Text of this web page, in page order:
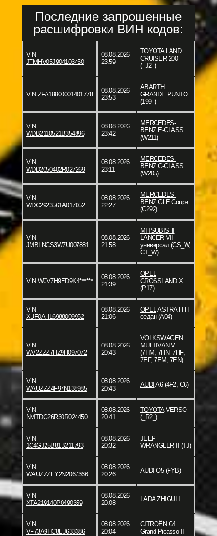
Последние запрошенные
расшифровки ВИН кодов:
VIN
JTMHV05J904103450
08.08.2026
23:59
TOYOTALAND
CRUISER 200
(_J2_)
VIN ZFA19900001401778
08.08.2026
23:53
ABARTH
GRANDE PUNTO
(199_)
VIN
WDB2110521B354896
08.08.2026
23:42
MERCEDES-
BENZE-CLASS
(W211)
VIN
WDD2050402R027269
08.08.2026
23:11
MERCEDES-
BENZC-CLASS
(W205)
VIN
WDC2923561A017052
08.08.2026
22:27
MERCEDES-
BENZGLE Coupe
(C292)
VIN
JMBLNCS3W7U007881
08.08.2026
21:58
MITSUBISHI
LANCER VII
универсал (CS_W,
CT_W)
VIN W0V7H9ED9K4******
08.08.2026
21:39
OPEL
CROSSLAND X
(P17)
VIN
XUF0AHL6988009952
08.08.2026
21:06
OPEL ASTRA H H
седан (A04)
VIN
WV2ZZZ7HZ9H097072
08.08.2026
20:43
VOLKSWAGEN
MULTIVAN V
(7HM, 7HN, 7HF,
7EF, 7EM, 7EN)
VIN
WAUZZZ4F97N138985
08.08.2026
20:43
AUDI A6 (4F2, C6)
VIN
NMTDG26R30R024450
08.08.2026
20:41
TOYOTAVERSO
(_R2_)
VIN
1C4GJ25B81B211793
08.08.2026
20:32
JEEP
WRANGLER II (TJ)
VIN
WAUZZZFY2N2067366
08.08.2026
20:26
AUDI Q5 (FYB)
VIN
XTA219140P0490359
08.08.2026
20:08
LADAZHIGULI
VIN
VF73A9HC8EJ633386
08.08.2026
20:04
CITROËNC4
Grand Picasso II